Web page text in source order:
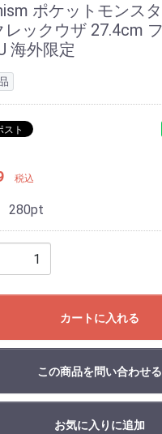
ポケットモンス
レックウザ 27.4cm
海外限定
税込
280pt
カートに入れる
この商品を問い合わせる
お気に入りに追加